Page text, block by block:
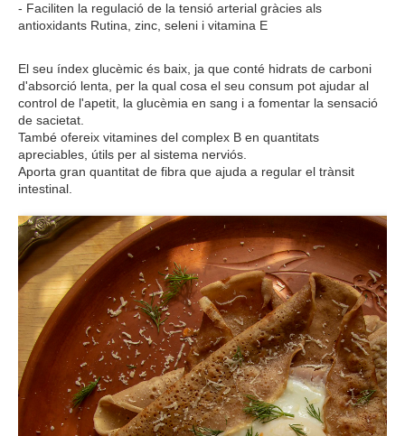
- Faciliten la regulació de la tensió arterial gràcies als
antioxidants Rutina, zinc, seleni i vitamina E
El seu índex glucèmic és baix, ja que conté hidrats de carboni
d'absorció lenta, per la qual cosa el seu consum pot ajudar al
control de l'apetit, la glucèmia en sang i a fomentar la sensació
de sacietat.
També ofereix vitamines del complex B en quantitats
apreciables, útils per al sistema nerviós.
Aporta gran quantitat de fibra que ajuda a regular el trànsit
intestinal.